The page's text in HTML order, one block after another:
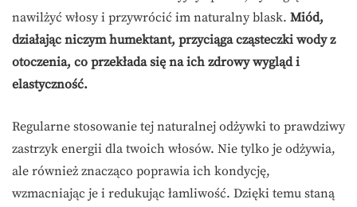
nawilżyć włosy i przywrócić im naturalny blask. Miód,
działając niczym humektant, przyciąga cząsteczki wody z
otoczenia, co przekłada się na ich zdrowy wygląd i
elastyczność.
Regularne stosowanie tej naturalnej odżywki to prawdziwy
zastrzyk energii dla twoich włosów. Nie tylko je odżywia,
ale również znacząco poprawia ich kondycję,
wzmacniając je i redukując łamliwość. Dzięki temu staną